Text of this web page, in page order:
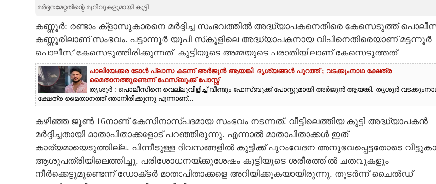
LITERATURE
CONTACT US
മർദ്ദനമേറ്റതിന്റെ മുറിവുകളുമായി കുട്ടി
കണ്ണൂർ: രണ്ടാം ക്ളാസുകാരനെ മർദ്ദിച്ച സംഭവത്തിൽ അദ്ധ്യാപകനെതിരെ കേസെടുത്ത്
കണ്ണൂരിലാണ് സംഭവം. പട്ടാന്നൂർ യുപി സ്‌കൂളിലെ അദ്ധ്യാപകനായ വിപിനെതിരെയാണ് മട്ടന്നൂർ
പൊലീസ് കേസെടുത്തിരിക്കുന്നത്. കുട്ടിയുടെ അമ്മയുടെ പരാതിയിലാണ് കേസെടുത്തത്.
പാലിയേക്കര ടോൾ പ്ലാസ കടന്ന് അർജുൻ ആയങ്കി,​ ദൃശ്യങ്ങൾ പുറത്ത് ; വടക്കുംനാഥ ക്ഷേത്ര
മൈതാനത്തുണ്ടെന്ന് ഫേസ്ബുക്ക് പോസ്റ്റ്
തൃശൂർ : പൊലീസിനെ വെല്ലുവിളിച്ച് വീണ്ടും ഫേസ്ബുക്ക് പോസ്റ്റുമായി അർജുൻ ആയങ്കി. തൃശൂർ
ക്ഷേത്ര മൈതാനത്ത് ഞാനിരിക്കുന്നു എന്നാണ്...
കഴിഞ്ഞ ജൂൺ 16നാണ് കേസിനാസ്‌പദമായ സംഭവം നടന്നത്. വീട്ടിലെത്തിയ കുട്ടി അദ്ധ്യാപകൻ
മർദ്ദിച്ചതായി മാതാപിതാക്കളോട് പറഞ്ഞിരുന്നു. എന്നാൽ മാതാപിതാക്കൾ ഇത്
കാര്യമായെടുത്തില്ല. പിന്നീടുള്ള ദിവസങ്ങളിൽ കുട്ടിക്ക് പുറംവേദന അനുഭവപ്പെട്ടതോടെ
ആശുപത്രിയിലെത്തിച്ചു. പരിശോധനയ്ക്കുശേഷം കുട്ടിയുടെ ശരീരത്തിൽ ചതവുകളും
നീർക്കെട്ടുമുണ്ടെന്ന് ഡോക്‌ടർ മാതാപിതാക്കളെ അറിയിക്കുകയായിരുന്നു. തുടർന്ന് ചൈൽഡ്